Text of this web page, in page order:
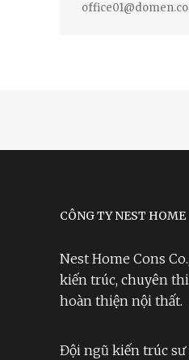
CÔNG TY NEST HOME
Nest Home Cons
kiến trúc, chuyên
hoàn thiện nội thất.
Đội ngũ kiến trúc